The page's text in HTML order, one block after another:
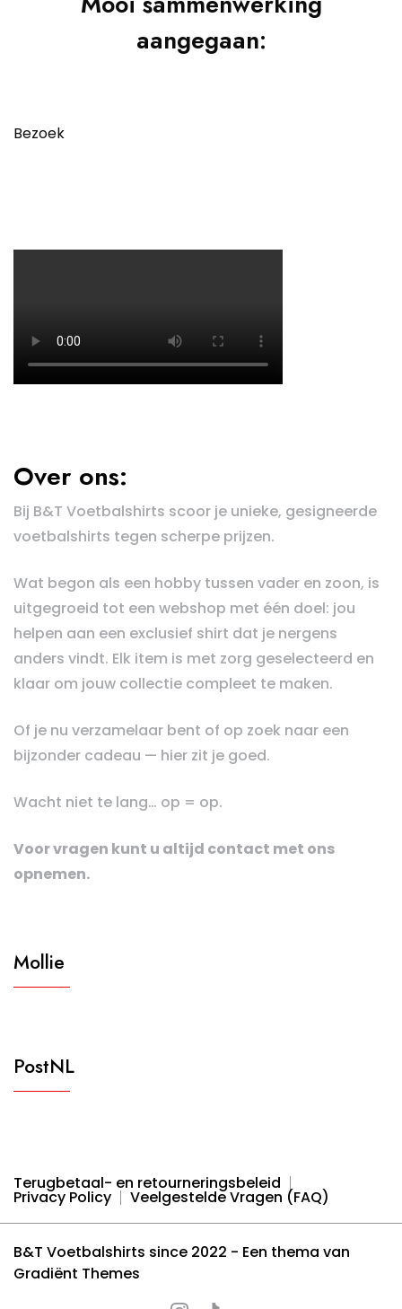
aangegaan:
Bezoek
Over ons:
Bij B&T Voetbalshirts scoor je unieke, gesigneerde
voetbalshirts tegen scherpe prijzen.
Wat begon als een hobby tussen vader en zoon, is
uitgegroeid tot een webshop met één doel: jou
helpen aan een exclusief shirt dat je nergens
anders vindt. Elk item is met zorg geselecteerd en
klaar om jouw collectie compleet te maken.
Of je nu verzamelaar bent of op zoek naar een
bijzonder cadeau — hier zit je goed.
Wacht niet te lang… op = op.
Voor vragen kunt u altijd contact met ons
opnemen.
Mollie
PostNL
Terugbetaal- en retourneringsbeleid
Privacy Policy Veelgestelde Vragen (FAQ)
B&T Voetbalshirts since 2022 - Een thema van
Gradiënt Themes